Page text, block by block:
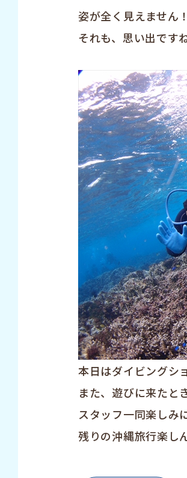
姿が全く見えません
それも、思い出です
本日はダイビングシ
また、遊びに来たと
スタッフ一同楽し
残りの沖縄旅行楽し